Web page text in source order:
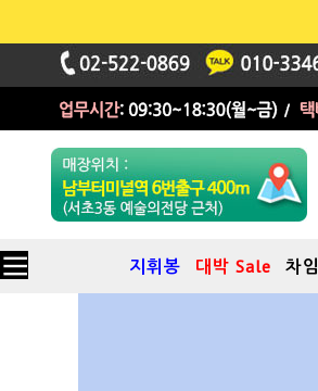
지휘봉 대박 Sale 차임